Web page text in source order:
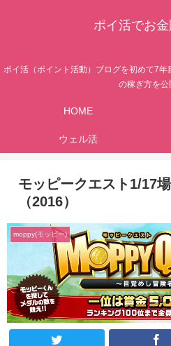
ポイ活でお金
ポイ活（ポイント活動）ブログを初めて7
の稼ぎ方を公
HOME
ウェル活
モッピークエスト1/17
（2016）
moppy(モッピー)